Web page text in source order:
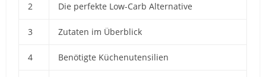
2 Die perfekte Low-Carb Alternative
3 Zutaten im Überblick
4 Benötigte Küchenutensilien